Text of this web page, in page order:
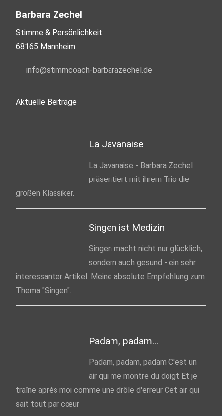
Barbara Zechel
Stimme & Persönlichkeit
68165 Mannheim
nf st mmc ch-b rb r z ch l d
Aktuelle Beiträge
La Javanaise
La Javanaise - Barbara Zechel
präsentiert mit ihrem Trio die
großen Klassiker.
Singen ist Medizin
Singen macht nicht nur glücklich,
sondern auch gesund - ein sehr
interessanter Artikel. Meine absolute Empfehlung zum
Thema "Singen".
Padam, padam...
Padam, padam, padam C'est un
air qui me montre du doigt Et je
traîne après moi comme une drôle d'erreur Cet air qui
sait tout par cœur